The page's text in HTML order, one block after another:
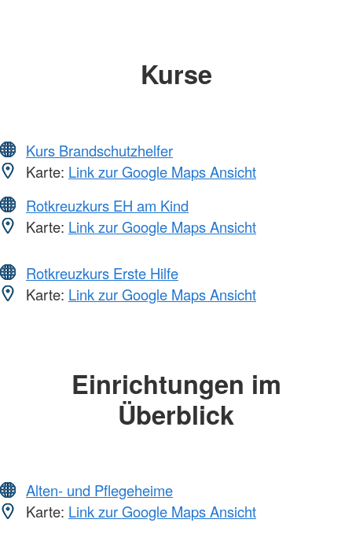
Kurse
Kurs Brandschutzhelfer
Karte: Link zur Google Maps Ansicht
Rotkreuzkurs EH am Kind
Karte: Link zur Google Maps Ansicht
Rotkreuzkurs Erste Hilfe
Karte: Link zur Google Maps Ansicht
Einrichtungen im
Überblick
Alten- und Pflegeheime
Karte: Link zur Google Maps Ansicht